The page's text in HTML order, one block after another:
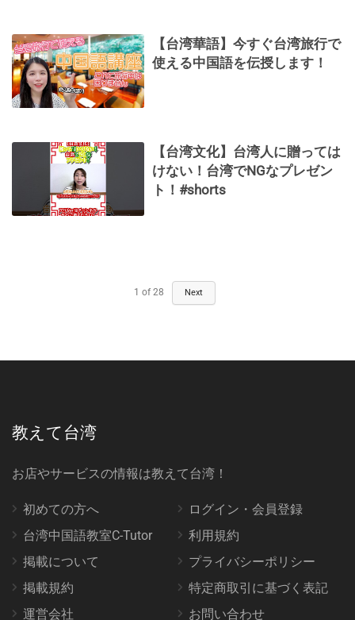
【台湾華語】今すぐ台湾旅行で
使える中国語を伝授します！
【台湾文化】台湾人に贈っては
けない！台湾でNGなプレゼン
ト！#shorts
1 of 28 Next
教えて台湾
お店やサービスの情報は教えて台湾！
初めての方へ
台湾中国語教室C-Tutor
掲載について
掲載規約
運営会社
ログイン・会員登録
利用規約
プライバシーポリシー
特定商取引に基づく表記
お問い合わせ